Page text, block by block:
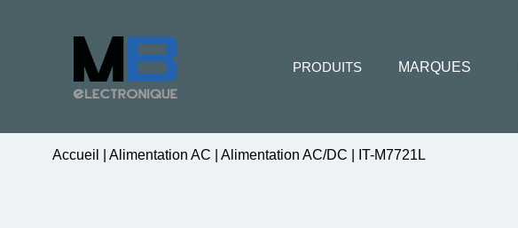
Accueil Alimentation AC Alimentation AC/DC IT-M7721L
PRODUITS MARQUES